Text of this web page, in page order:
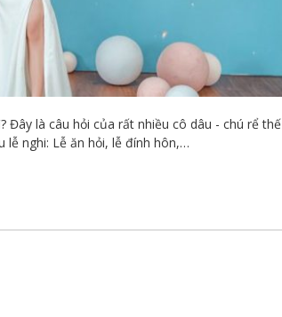
Đây là câu hỏi của rất nhiều cô dâu - chú rể thế
lễ nghi: Lễ ăn hỏi, lễ đính hôn,…